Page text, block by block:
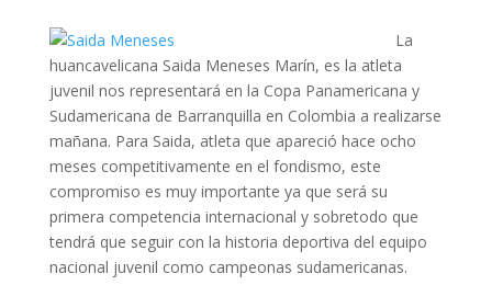
La
huancavelicana Saida Meneses Marín, es la atleta
juvenil nos representará en la Copa Panamericana y
Sudamericana de Barranquilla en Colombia a realizarse
mañana. Para Saida, atleta que apareció hace ocho
meses competitivamente en el fondismo, este
compromiso es muy importante ya que será su
primera competencia internacional y sobretodo que
tendrá que seguir con la historia deportiva del equipo
nacional juvenil como campeonas sudamericanas.